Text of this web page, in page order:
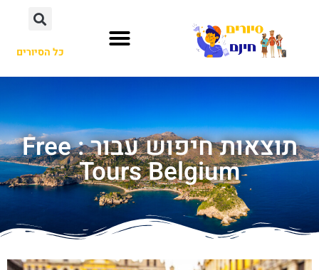
כל הסיורים
תוצאות חיפוש עבור : Free
Tours Belgium